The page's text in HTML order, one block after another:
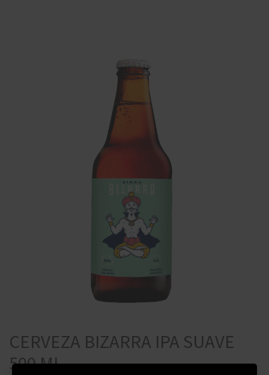
CERVEZA BIZARRA IPA SUAVE
500 ML